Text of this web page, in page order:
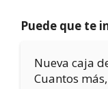
Puede que te
Nueva caja
Cuantos